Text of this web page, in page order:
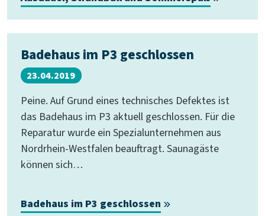
Badehaus im P3 geschlossen
23.04.2019
Peine. Auf Grund eines technisches Defektes ist
das Badehaus im P3 aktuell geschlossen. Für die
Reparatur wurde ein Spezialunternehmen aus
Nordrhein-Westfalen beauftragt. Saunagäste
können sich…
Badehaus im P3 geschlossen